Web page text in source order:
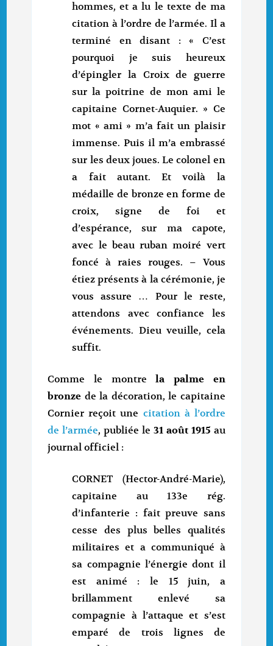
hommes, et a lu le texte de ma
citation à l’ordre de l’armée. Il a
terminé en disant : « C’est
pourquoi je suis heureux
d’épingler la Croix de guerre
sur la poitrine de mon ami le
capitaine Cornet-Auquier. » Ce
mot « ami » m’a fait un plaisir
immense. Puis il m’a embrassé
sur les deux joues. Le colonel en
a fait autant. Et voilà la
médaille de bronze en forme de
croix, signe de foi et
d’espérance, sur ma capote,
avec le beau ruban moiré vert
foncé à raies rouges. – Vous
étiez présents à la cérémonie, je
vous assure … Pour le reste,
attendons avec confiance les
événements. Dieu veuille, cela
suffit.
Comme le montrela palme en
bronze de la décoration, le capitaine
Cornier reçoit une citation à l’ordre
de l’armée, publiée le 31 août 1915 au
journal officiel :
CORNET (Hector-André-Marie),
capitaine au 133e rég.
d’infanterie : fait preuve sans
cesse des plus belles qualités
militaires et a communiqué à
sa compagnie l’énergie dont il
est animé : le 15 juin, a
brillamment enlevé sa
compagnie à l’attaque et s’est
emparé de trois lignes de